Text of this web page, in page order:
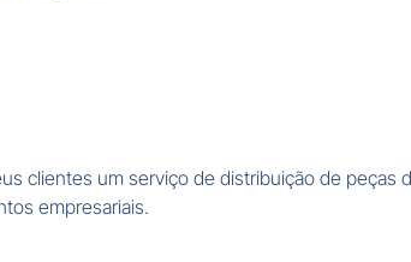
clientes um serviço de distribuição de peças
empresariais.